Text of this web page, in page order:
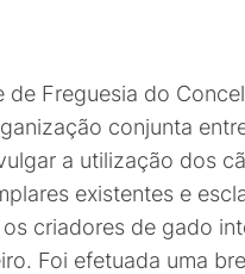
Freguesia do
conjunta
a utilização dos
existentes e
criadores de gado
Foi efetuada uma